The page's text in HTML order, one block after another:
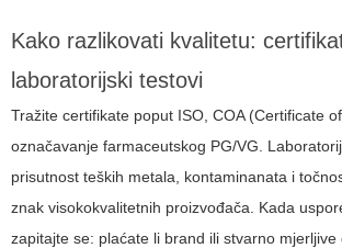
Kako razlikovati kvalitetu:
laboratorijski testovi
Tražite certifikate poput ISO, COA (Certificate
označavanje farmaceutskog PG/VG.
prisutnost teških metala, kontaminanata i
znak visokokvalitetnih proizvođača. Kada
zapitajte se: plaćate li brand ili stvarno